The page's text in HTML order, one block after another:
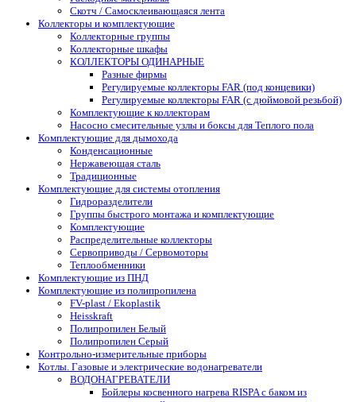
Скотч / Самосклеивающаяся лента
Коллекторы и комплектующие
Коллекторные группы
Коллекторные шкафы
КОЛЛЕКТОРЫ ОДИНАРНЫЕ
Разные фирмы
Регулируемые коллекторы FAR (под концевики)
Регулируемые коллекторы FAR (с дюймовой резьбой)
Комплектующие к коллекторам
Насосно смесительные узлы и боксы для Теплого пола
Комплектующие для дымохода
Конденсационные
Нержавеющая сталь
Традиционные
Комплектующие для системы отопления
Гидроразделители
Группы быстрого монтажа и комплектующие
Комплектующие
Распределительные коллекторы
Сервоприводы / Сервомоторы
Теплообменники
Комплектующие из ПНД
Комплектующие из полипропилена
FV-plast / Ekoplastik
Heisskraft
Полипропилен Белый
Полипропилен Серый
Контрольно-измерительные приборы
Котлы. Газовые и электрические водонагреватели
ВОДОНАГРЕВАТЕЛИ
Бойлеры косвенного нагрева RISPA с баком из